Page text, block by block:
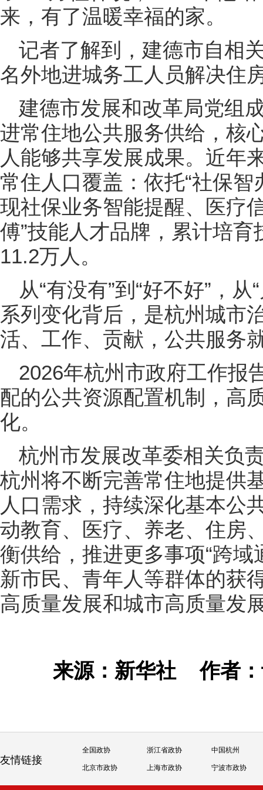
来，有了温暖幸福的家。
记者了解到，建德市自相
名外地进城务工人员解决住
建德市发展和改革局党组
进常住地公共服务供给，核
人能够共享发展成果。近年
常住人口覆盖：依托“社保智
现社保业务智能提醒、医疗
傅”技能人才品牌，累计培
11.2万人。
从“有没有”到“好不好”，
系列变化背后，是杭州城市
活、工作、贡献，公共服务
2026年杭州市政府工作报
配的公共资源配置机制，高
化。
杭州市发展改革委相关负
杭州将不断完善常住地提供
人口需求，持续深化基本公
动教育、医疗、养老、住房
衡供给，推进更多事项“跨域
新市民、青年人等群体的获
高质量发展和城市高质量发
来源：新华社作者
友情链接
全国政协 浙江省政协 中国杭州
北京市政协 上海市政协 宁波市政协